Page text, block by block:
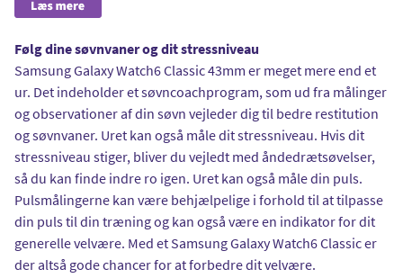
Følg dine søvnvaner og dit stressniveau
Samsung Galaxy Watch6 Classic 43mm er meget mere end et
ur. Det indeholder et søvncoachprogram, som ud fra målinger
og observationer af din søvn vejleder dig til bedre restitution
og søvnvaner. Uret kan også måle dit stressniveau. Hvis dit
stressniveau stiger, bliver du vejledt med åndedrætsøvelser,
så du kan finde indre ro igen. Uret kan også måle din puls.
Pulsmålingerne kan være behjælpelige i forhold til at tilpasse
din puls til din træning og kan også være en indikator for dit
generelle velvære. Med et Samsung Galaxy Watch6 Classic er
der altså gode chancer for at forbedre dit velvære.